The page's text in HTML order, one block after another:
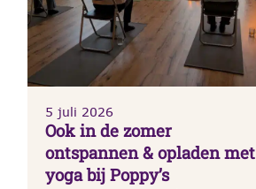
5 juli 2026
Ook in de zomer
ontspannen & opladen met
yoga bij Poppy’s